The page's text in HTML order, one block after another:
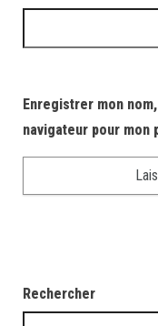
Enregistrer mon
navigateur pour mon
Rechercher